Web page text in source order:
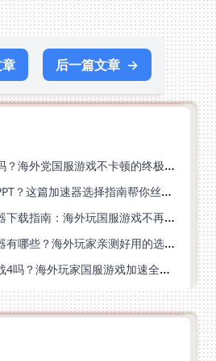
后一篇文章 →
在英国打一梦江湖卡吗？海外党国服游戏不卡顿的终极解法
海外党打枪神纪卡成PPT？这篇加速器选择指南帮你丝滑上分
美国打我的起源加速器下载指南：海外玩国服游戏不再卡的终极方案
江南百景图国外加速器有哪些？海外玩家亲测好用的选择与避坑指南
去国外能打王国保卫战4吗？海外玩家国服游戏加速全攻略（附公主连结幻想江湖实测）